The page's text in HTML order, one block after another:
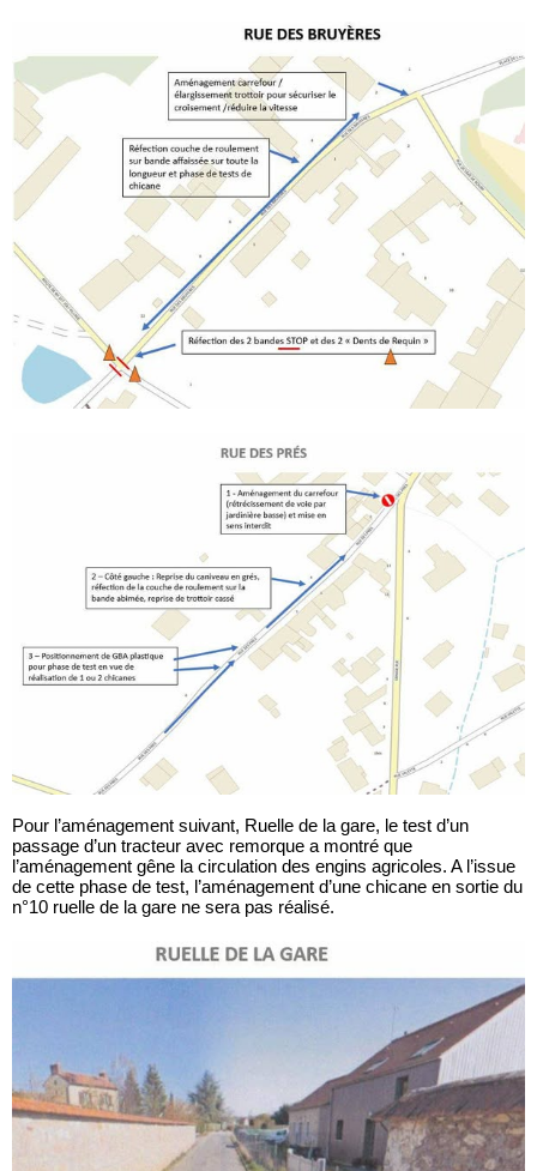
Pour l’aménagement suivant, Ruelle de la gare, le test d’un
passage d’un tracteur avec remorque a montré que
l’aménagement gêne la circulation des engins agricoles. A l’issue
de cette phase de test, l’aménagement d’une chicane en sortie du
n°10 ruelle de la gare ne sera pas réalisé.